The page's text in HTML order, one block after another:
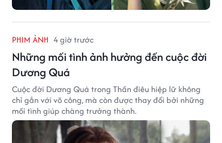
PHIM ẢNH 4 giờ trước
Những mối tình ảnh hưởng đến cuộc đời
Dương Quá
Cuộc đời Dương Quá trong Thần điêu hiệp lữ không
chỉ gắn với võ công, mà còn được thay đổi bởi những
mối tình giúp chàng trưởng thành.